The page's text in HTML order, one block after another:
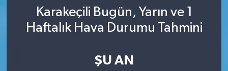
Karakeçili Bugün, Yarın ve 1
Haftalık Hava Durumu Tahmini
ŞU AN
Gündem
Trafik Durumu